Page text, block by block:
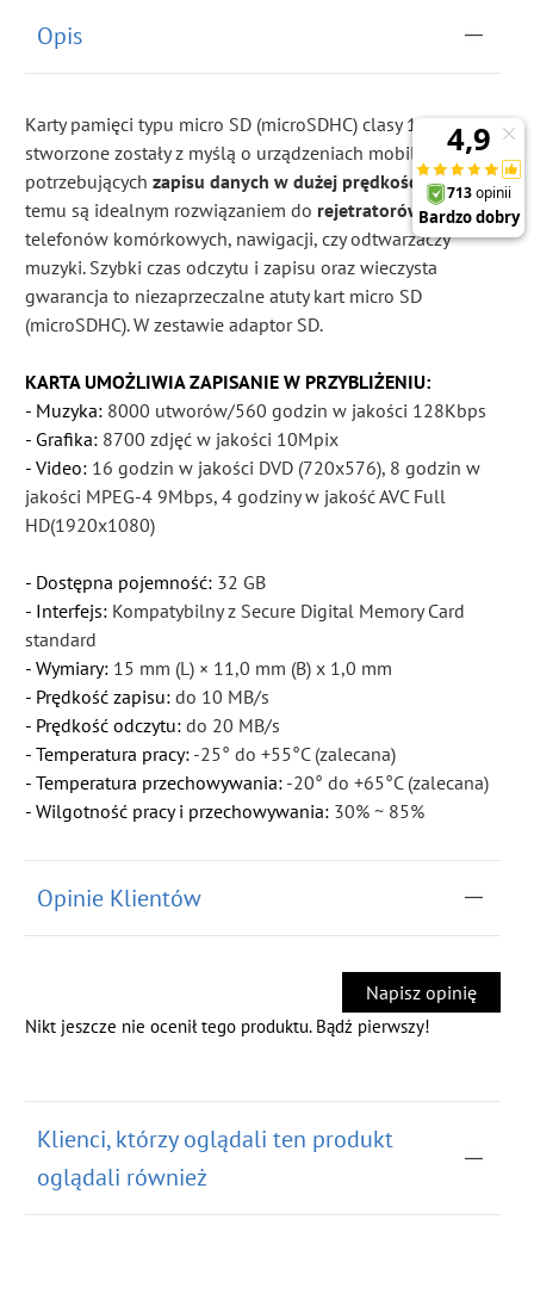
Opis
Karty pamięci typu micro SD (microSDHC) clasy 10
stworzone zostały z myślą o urządzeniach mobilnych
potrzebujących zapisu danych w dużej prędkości.Dzięki
temu są idealnym rozwiązaniem do rejetratorów video
telefonów komórkowych, nawigacji, czy odtwarzaczy
muzyki. Szybki czas odczytu i zapisu oraz wieczysta
gwarancja to niezaprzeczalne atuty kart micro SD
(microSDHC). W zestawie adaptor SD.
KARTA UMOŻLIWIA ZAPISANIE W PRZYBLIŻENIU:
- Muzyka: 8000 utworów/560 godzin w jakości 128Kbps
- Grafika: 8700 zdjęć w jakości 10Mpix
- Video: 16 godzin w jakości DVD (720x576), 8 godzin w
jakości MPEG-4 9Mbps, 4 godziny w jakość AVC Full
HD(1920x1080)
- Dostępna pojemność: 32 GB
- Interfejs: Kompatybilny z Secure Digital Memory Card
standard
- Wymiary: 15 mm (L) × 11,0 mm (B) x 1,0 mm
- Prędkość zapisu: do 10 MB/s
- Prędkość odczytu: do 20 MB/s
- Temperatura pracy: -25° do +55°C (zalecana)
- Temperatura przechowywania: -20° do +65°C (zalecana)
- Wilgotność pracy i przechowywania: 30% ~ 85%
Opinie Klientów
Napisz opinię
Nikt jeszcze nie ocenił tego produktu. Bądź pierwszy!
Klienci, którzy oglądali ten produkt
oglądali również